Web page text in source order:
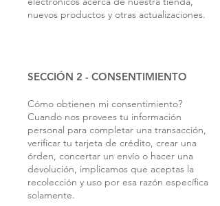
nuevos productos y otras actualizaciones.
SECCIÓN 2 - CONSENTIMIENTO
Cómo obtienen mi consentimiento?
Cuando nos provees tu información
personal para completar una transacción,
verificar tu tarjeta de crédito, crear una
órden, concertar un envío o hacer una
devolución, implicamos que aceptas la
recolección y uso por esa razón específica
solamente.